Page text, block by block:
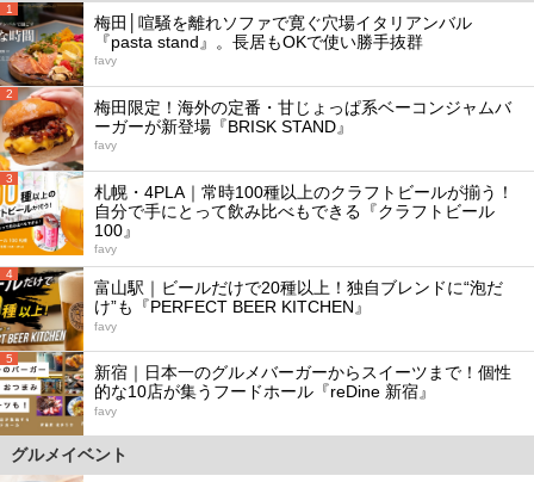
1
梅田│喧騒を離れソファで寛ぐ穴場イタリアンバル
『pasta stand』。長居もOKで使い勝手抜群
favy
2
梅田限定！海外の定番・甘じょっぱ系ベーコンジャムバ
ーガーが新登場『BRISK STAND』
favy
3
札幌・4PLA｜常時100種以上のクラフトビールが揃う！
自分で手にとって飲み比べもできる『クラフトビール
100』
favy
4
富山駅｜ビールだけで20種以上！独自ブレンドに“泡だ
け”も『PERFECT BEER KITCHEN』
favy
5
新宿｜日本一のグルメバーガーからスイーツまで！個性
的な10店が集うフードホール『reDine 新宿』
favy
グルメイベント